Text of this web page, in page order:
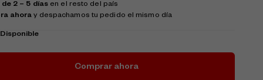
2 – 5 días en el resto del país
ahora y despachamos tu pedido el mismo día
Disponible
Comprar ahora